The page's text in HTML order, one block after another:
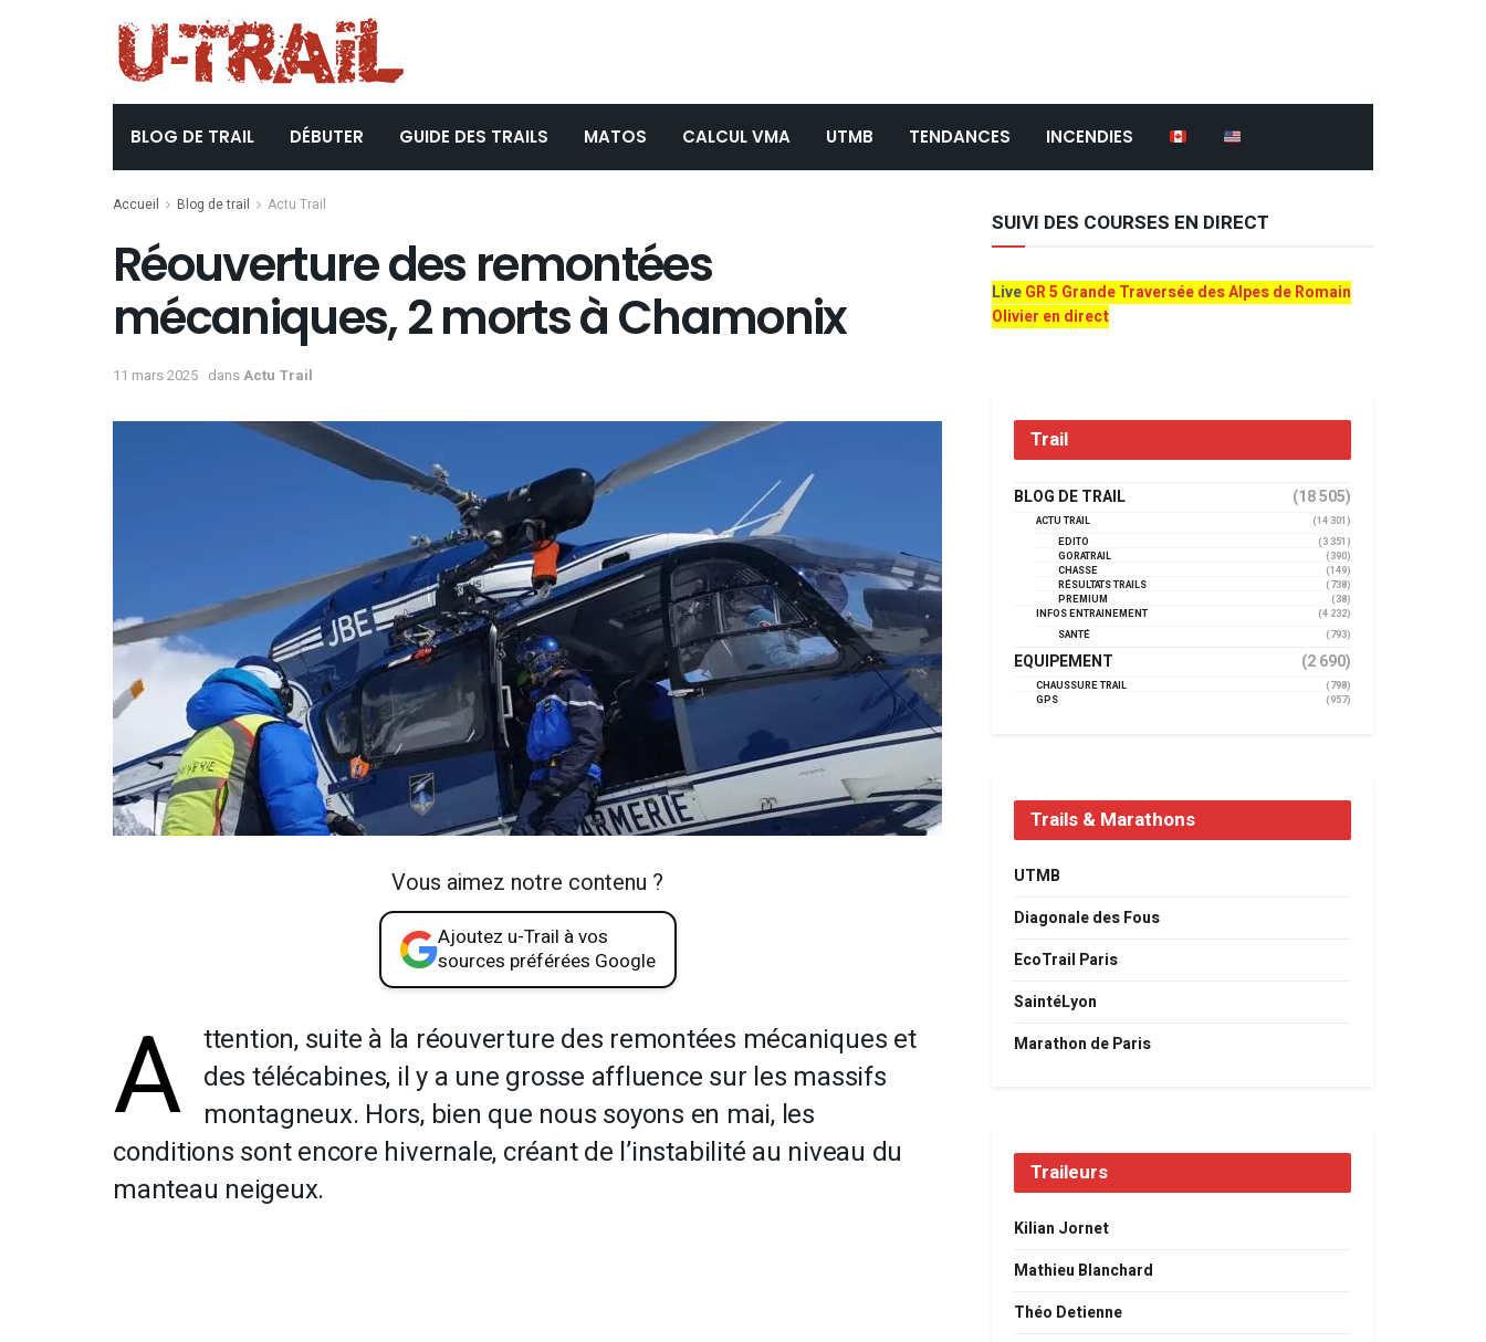
BLOG DE TRAIL DÉBUTER GUIDE DES TRAILS MATOS CALCUL VMA UTMB TENDANCES INCENDIES
Accueil Blog de trail Actu Trail
Réouverture des remontées
mécaniques, 2 morts à Chamonix
11 mars 2025 dansActu Trail
Vous aimez notre contenu ?
Ajoutez u-Trail à vos
sources préférées Google
A ttention, suite à la réouverture des remontées mécaniques et
des télécabines, il y a une grosse affluence sur les massifs
montagneux. Hors, bien que nous soyons en mai, les
conditions sont encore hivernale, créant de l’instabilité au niveau du
manteau neigeux.
SUIVI DES COURSES EN DIRECT
LiveGR 5 Grande Traversée des Alpes de Romain
Olivier en direct
Trail
BLOG DE TRAIL (18 505)
ACTU TRAIL
(14 301)
EDITO
(3 351)
GORATRAIL
(390)
CHASSE
(149)
RÉSULTATS TRAILS
(738)
PREMIUM
(38)
INFOS ENTRAINEMENT
(4 232)
SANTÉ
(793)
EQUIPEMENT (2 690)
CHAUSSURE TRAIL
(798)
GPS
(957)
Trails & Marathons
UTMB
Diagonale des Fous
EcoTrail Paris
SaintéLyon
Marathon de Paris
Traileurs
Kilian Jornet
Mathieu Blanchard
Théo Detienne